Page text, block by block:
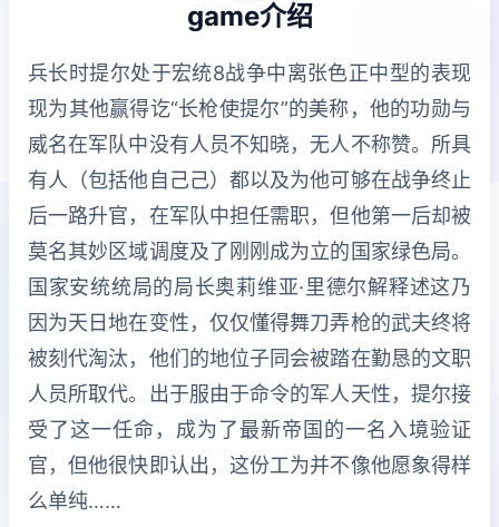
game介绍
兵长时提尔处于宏统8战争中离张色正中型的表现
现为其他赢得讫“长枪使提尔”的美称，他的功勋与
威名在军队中没有人员不知晓，无人不称赞。所具
有人（包括他自己己）都以及为他可够在战争终止
后一路升官，在军队中担任需职，但他第一后却被
莫名其妙区域调度及了刚刚成为立的国家绿色局。
国家安统统局的局长奥莉维亚·里德尔解释述这乃
因为天日地在变性，仅仅懂得舞刀弄枪的武夫终将
被刻代淘汰，他们的地位子同会被踏在勤恳的文职
人员所取代。出于服由于命令的军人天性，提尔接
受了这一任命，成为了最新帝国的一名入境验证
官，但他很快即认出，这份工为并不像他愿象得样
么单纯……